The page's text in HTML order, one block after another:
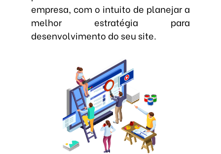
empresa, com o intuito de planejar a
melhor estratégia para
desenvolvimento do seu site.